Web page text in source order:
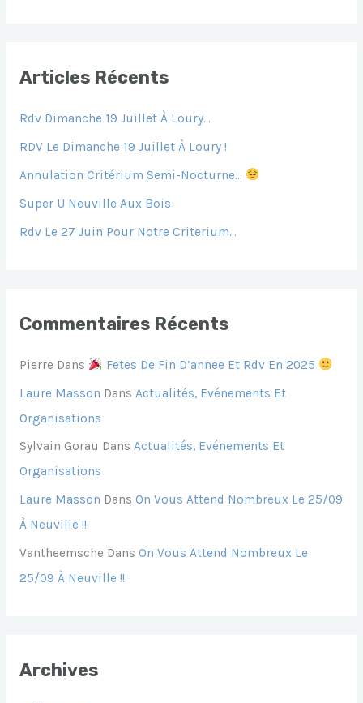
E
C
H
E
Articles Récents
Rdv Dimanche 19 Juillet À Loury…
RDV Le Dimanche 19 Juillet À Loury !
Annulation Critérium Semi-Nocturne…
Super U Neuville Aux Bois
Rdv Le 27 Juin Pour Notre Criterium…
Commentaires Récents
Pierre Dans
Fetes De Fin D’annee Et Rdv En 2025
Laure Masson Dans Actualités, Evénements Et
Organisations
Sylvain Gorau Dans Actualités, Evénements Et
Organisations
Laure Masson Dans On Vous Attend Nombreux Le 25/09
À Neuville !!
Vantheemsche Dans On Vous Attend Nombreux Le
25/09 À Neuville !!
Archives